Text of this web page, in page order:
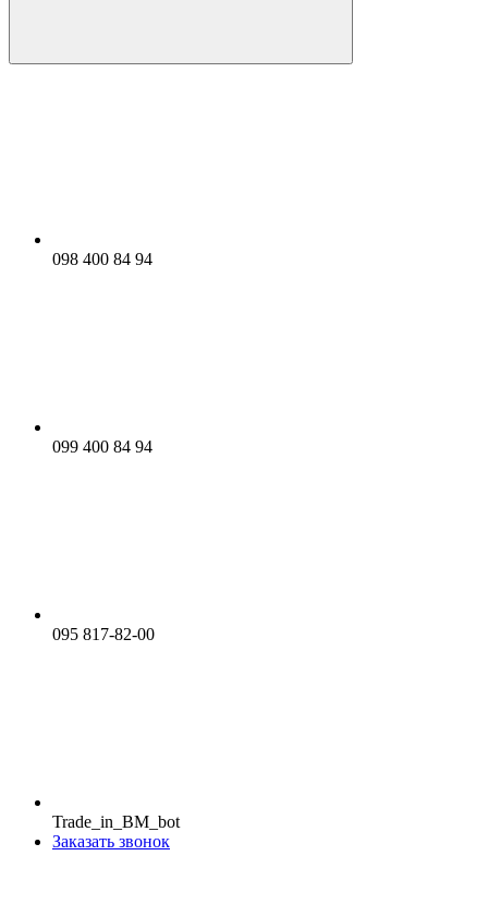
098 400 84 94‬
099 400 84 94
095 817-82-00
Trade_in_BM_bot
Заказать звонок